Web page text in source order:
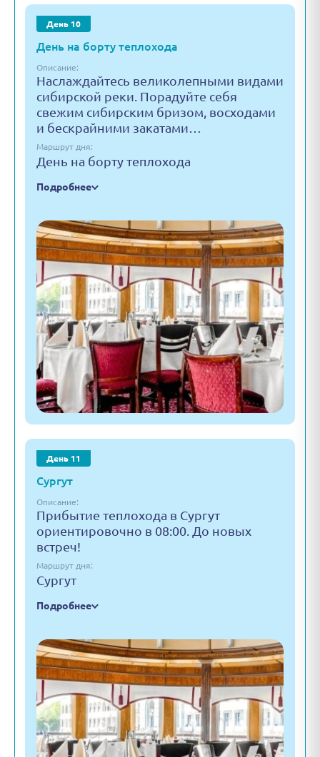
День 10
День на борту теплохода
Описание:
Наслаждайтесь великолепными видами
сибирской реки. Порадуйте себя
свежим сибирским бризом, восходами
и бескрайними закатами…
Маршрут дня:
День на борту теплохода
Подробнее
День 11
Сургут
Описание:
Прибытие теплохода в Сургут
ориентировочно в 08:00. До новых
встреч!
Маршрут дня:
Сургут
Подробнее